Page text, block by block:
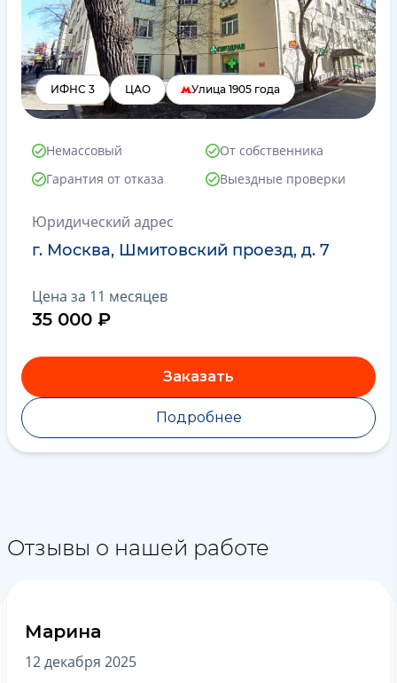
ИФНС 3 ЦАО Улица 1905 года
Немассовый
От собственника
Гарантия от отказа
Выездные проверки
Юридический адрес
г. Москва, Шмитовский проезд, д. 7
Цена за 11 месяцев
35 000 ₽
Заказать
Подробнее
Отзывы о нашей работе
Марина
12 декабря 2025